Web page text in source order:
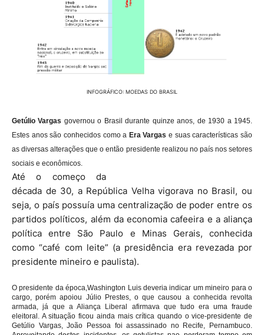
INFOGRÁFICO: MOEDAS DO BRASIL
Getúlio Vargas governou o Brasil durante quinze anos, de 1930 a 1945.
Estes anos são conhecidos como a Era Vargas e suas características são
as diversas alterações que o então presidente realizou no país nos setores
sociais e econômicos.
Até o começo da
década de 30, a República Velha vigorava no Brasil, ou
seja, o país possuía uma centralização de poder entre os
partidos políticos, além da economia cafeeira e a aliança
política entre São Paulo e Minas Gerais, conhecida
como “café com leite” (a presidência era revezada por
presidente mineiro e paulista).
O presidente da época,Washington Luis deveria indicar um mineiro para o
cargo, porém apoiou Júlio Prestes, o que causou a conhecida revolta
armada, já que a Aliança Liberal afirmava que tudo era uma fraude
eleitoral. A situação ficou ainda mais crítica quando o vice-presidente de
Getúlio Vargas, João Pessoa foi assassinado no Recife, Pernambuco.